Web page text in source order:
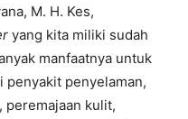
M. H. Kes,
yang kita miliki sudah
manfaatnya untuk
penyelaman,
peremajaan kulit,